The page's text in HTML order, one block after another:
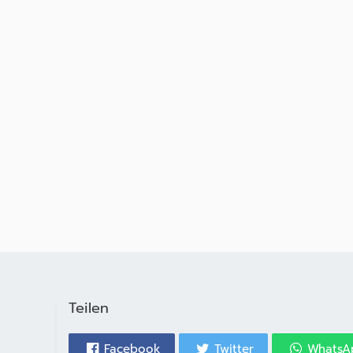
Teilen
Facebook Twitter